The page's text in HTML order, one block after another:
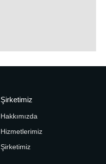
Şirketimiz
Hakkımızda
Hizmetlerimiz
Şirketimiz